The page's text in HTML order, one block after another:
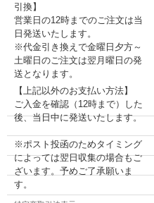
引換】
営業日の12時までのご注文は当
日発送いたします。
※代金引き換えで金曜日夕方～
土曜日のご注文は翌月曜日の発
送となります。
【上記以外のお支払い方法】
ご入金を確認（12時まで）した
後、当日中に発送いたします。
※ポスト投函のためタイミング
によっては翌日収集の場合もご
ざいます。予めご了承願いま
す。